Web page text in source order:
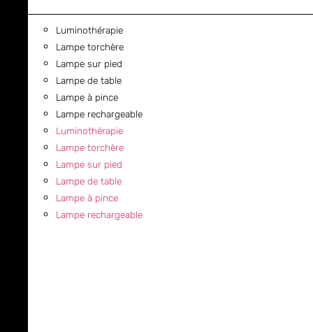
Luminothérapie
Lampe torchère
Lampe sur pied
Lampe de table
Lampe à pince
Lampe rechargeable
Luminothérapie
Lampe torchère
Lampe sur pied
Lampe de table
Lampe à pince
Lampe rechargeable